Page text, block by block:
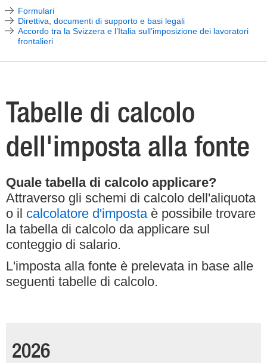
Formulari
Direttiva, documenti di supporto e basi legali
Accordo tra la Svizzera e l’Italia sull’imposizione dei lavoratori
frontalieri
Tabelle di calcolo
dell'imposta alla fonte
Quale tabella di calcolo applicare?
Attraverso gli schemi di calcolo dell'aliquota
o il calcolatore d'impostaè possibile trovare
la tabella di calcolo da applicare sul
conteggio di salario.
L'imposta alla fonte è prelevata in base alle
seguenti tabelle di calcolo.
2026